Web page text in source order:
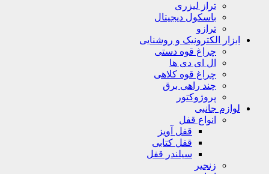
تراز لیزری
باسکول دیجیتال
ترازو
ابزار الکترونیک و روشنایی
چراغ قوه دستی
ال ای دی ها
چراغ قوه کلاهی
چند راهی برق
پروژوکتور
لوازم جانبی
انواع قفل
قفل آویز
قفل کتابی
سیلندر قفل
زنجیر